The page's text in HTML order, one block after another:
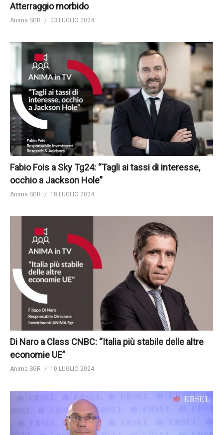
Atterraggio morbido
Anima SGR 23 LUGLIO 2024
Fabio Fois a Sky Tg24: “Tagli ai tassi di interesse,
occhio a Jackson Hole”
Anima SGR 18 LUGLIO 2024
Di Naro a Class CNBC: “Italia più stabile delle altre
economie UE”
Anima SGR 10 LUGLIO 2024